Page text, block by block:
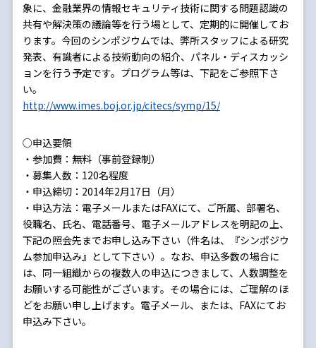
象に、金融業界の情報セキュリティ技術に関する問題認識の
共有や解決策の議論等を行う場として、定期的に開催してお
ります。今回のシンポジウムでは、弊所スタッフによる研究
発表、有識者による技術動向の紹介、パネル・ディスカッシ
ョンを行う予定です。プログラム等は、下記をご参照下さ
い。
http://www.imes.boj.or.jp/citecs/symp/15/
○申込要領
・参加費：無料（事前登録制）
・募集人数：120名程度
・申込締切：2014年2月17日（月）
・申込方法：電子メールまたはFAXにて、ご所属、部署名、
役職名、氏名、電話番号、電子メールアドレスを明記の上、
下記の照会先までお申し込み下さい（件名は、『シンポジウ
ム参加申込み』として下さい）。なお、申込多数の場合に
は、同一組織からの複数人の申込につきまして、人数調整を
お願いする可能性がございます。その場合には、ご理解のほ
どをお願い申し上げます。電子メール、または、FAXにてお
申込み下さい。